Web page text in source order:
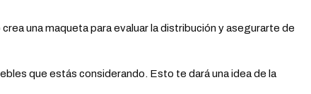
una maqueta para evaluar la distribución y asegurarte de
que estás considerando. Esto te dará una idea de la